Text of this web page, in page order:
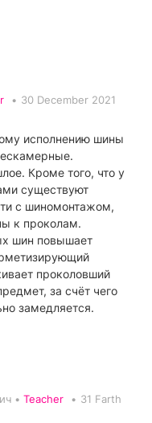
• 30 December 2021
исполнению шины
Кроме того, что у
существуют
с шиномонтажом,
к проколам.
шин повышает
проколовший
за счёт чего
замедляется.
• Teacher • 31 Farth